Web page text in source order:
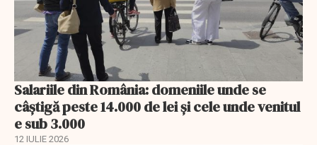
Salariile din România: domeniile unde se
câștigă peste 14.000 de lei și cele unde venitul
e sub 3.000
12 IULIE 2026